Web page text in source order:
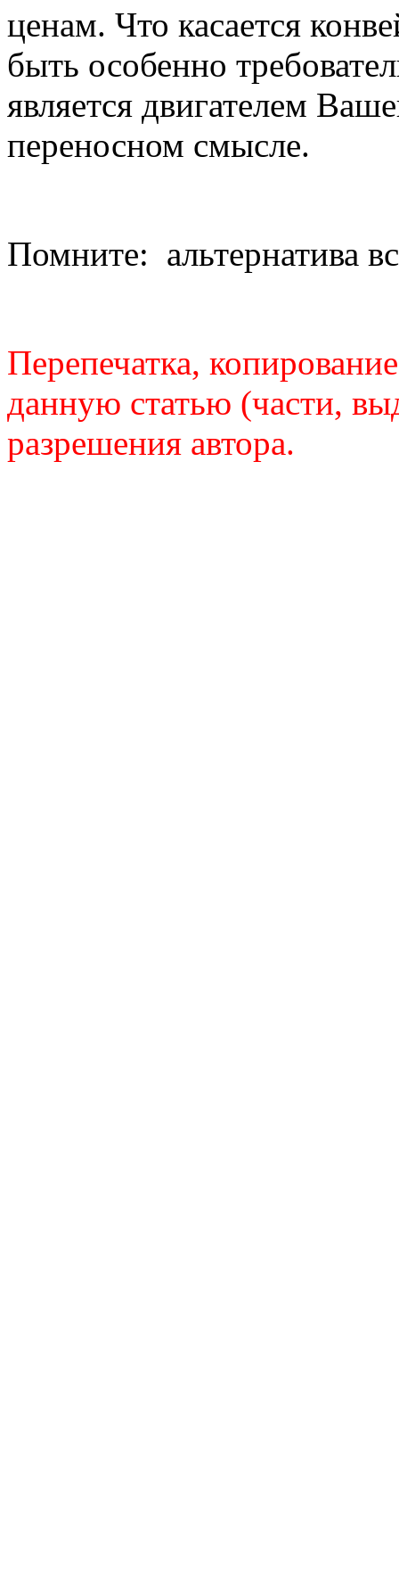
ценам. Что касается
быть особенно
является двигателем
переносном смысле.
Помните: альтернатива
Перепечатка,
данную статью (части,
разрешения автора.